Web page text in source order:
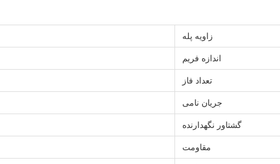
زاویه پله
اندازه فریم
تعداد فاز
جریان نامی
گشتاور نگهدارنده
مقاومت